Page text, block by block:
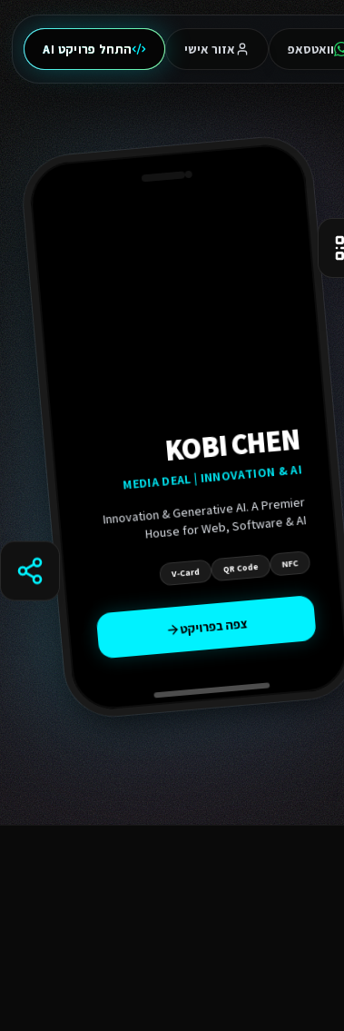
וואטסאפ אזור אישי התחל פרויקט AI
KOBI CHEN
MEDIA DEAL | INNOVATION & AI
Innovation & Generative AI. A Premier
House for Web, Software & AI
NFC
QR Code
V-Card
צפה בפרויקט